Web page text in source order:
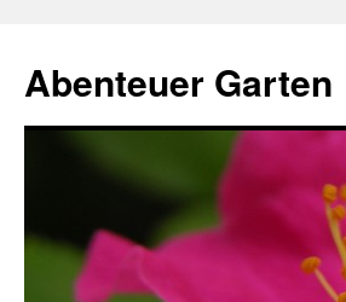
springen
Abenteuer Garten